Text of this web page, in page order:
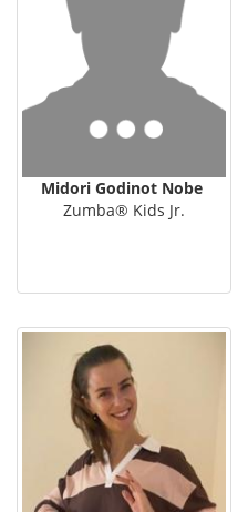
Midori Godinot Nobe
Zumba® Kids Jr.